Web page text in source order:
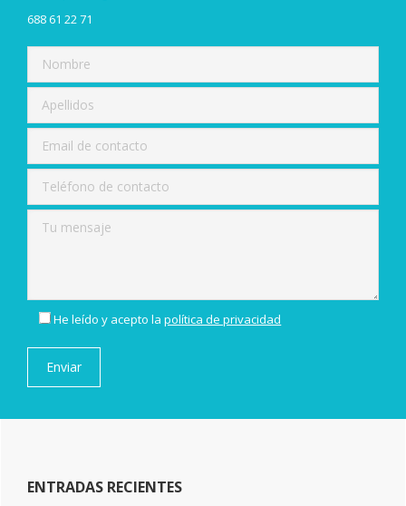
688 61 22 71
He leído y acepto lapolítica de privacidad
ENTRADAS RECIENTES